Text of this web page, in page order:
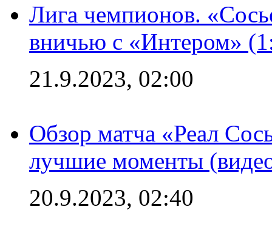
Лига чемпионов.
вничью с «Интером»
21.9.2023, 02:00
Обзор матча «Реал
лучшие моменты
20.9.2023, 02:40